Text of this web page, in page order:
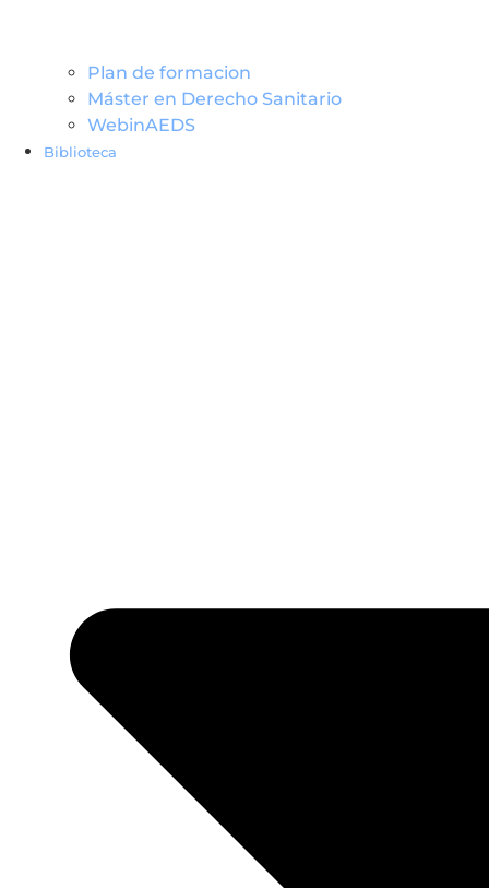
Plan de formacion
Máster en Derecho Sanitario
WebinAEDS
Biblioteca